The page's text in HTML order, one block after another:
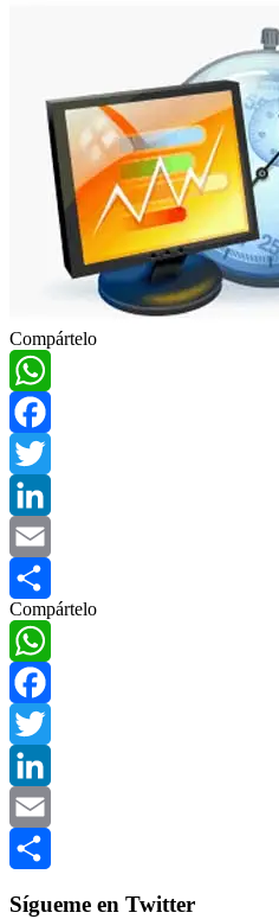
Compártelo
WhatsApp
Facebook
Twitter
LinkedIn
Email
Compartir
Compártelo
WhatsApp
Facebook
Twitter
LinkedIn
Email
Sígueme en Twitter